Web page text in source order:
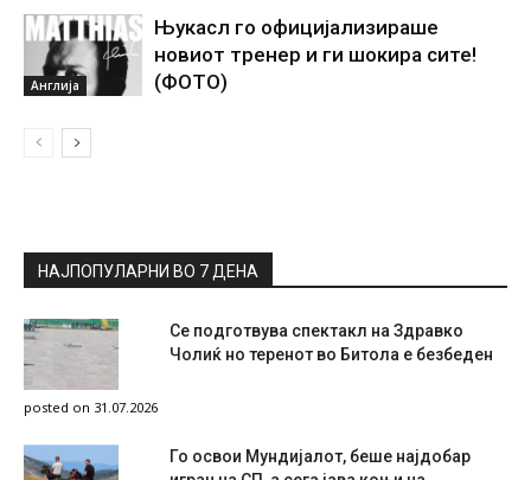
Англија
Њукасл го официјализираше
новиот тренер и ги шокира сите!
(ФОТО)
НАЈПОПУЛАРНИ ВО 7 ДЕНА
Се подготвува спектакл на Здравко
Чолиќ но теренот во Битола е безбеден
posted on 31.07.2026
Го освои Мундијалот, беше најдобар